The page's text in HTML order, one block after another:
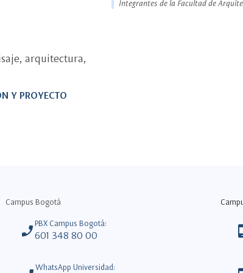
arquitectura,
Y PROYECTO
Integrantes de la Facultad de
Campus Bogotá
phone_enabledPBX Campus Bogotá:
601 348 80 00
WhatsApp Universidad: